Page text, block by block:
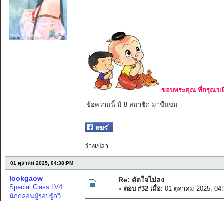
ขอบพระคุณ ที่กรุณาเ
ข้อความนี้ มี 8 สมาชิก มาชื่นชม
ว่างเปล่า
01 ตุลาคม 2025, 04:38:PM
lookgaow
Special Class LV4
นักกลอนผู้รอบรู้กวี
Re: ตัดใจไม่ลง
« ตอบ #32 เมื่อ: 01 ตุลาคม 2025,